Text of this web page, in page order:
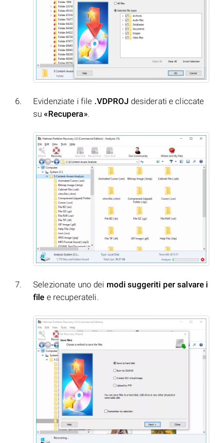
Evidenziate i file .VDPROJ desiderati e cliccate
su«Recupera».
Selezionate uno dei modi suggeriti per salvare i
file e recuperateli.